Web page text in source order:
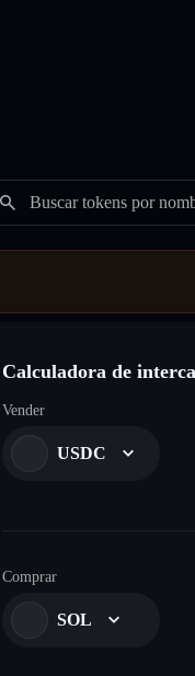
Buscar tokens por
Calculadora de
Vender
USDC
Comprar
SOL